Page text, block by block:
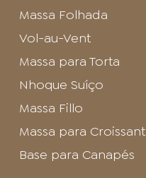
Massa Folhada
Vol-au-Vent
Massa para Torta
Nhoque Suíço
Massa Fillo
Massa para Croissant
Base para Canapés